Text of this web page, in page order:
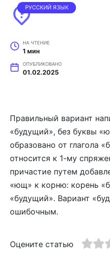
РУССКИЙ ЯЗЫК
НА ЧТЕНИЕ
1 мин
ОПУБЛИКОВАНО
01.02.2025
Правильный вариант
«будущий», без буквы
образовано от глагола
относится к 1-му
причастие путем
«ющ» к корню: корень
«будущий». Вариант
ошибочным.
Оцените статью